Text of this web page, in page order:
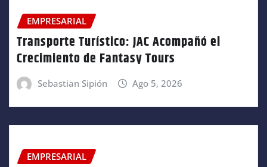
EMPRESARIAL
Transporte Turístico: JAC Acompañó el
Crecimiento de Fantasy Tours
Sebastian Sipión Ago 5, 2026
EMPRESARIAL